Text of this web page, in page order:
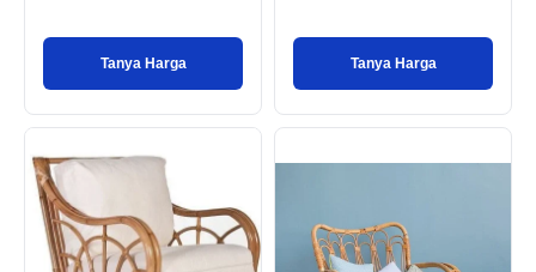
Tanya Harga Tanya Harga